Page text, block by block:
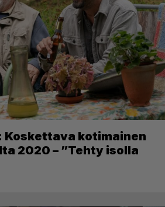
Koskettava kotimainen
2020 – ”Tehty isolla